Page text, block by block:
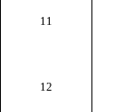
11
12